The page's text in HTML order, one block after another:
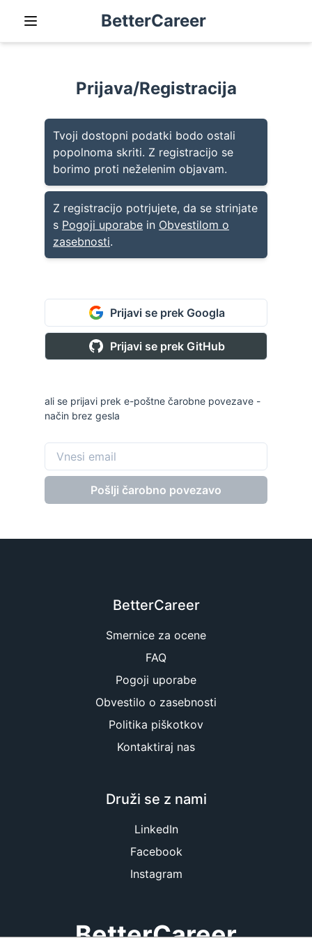
BetterCareer
Prijava/Registracija
Tvoji dostopni podatki bodo ostali
popolnoma skriti. Z registracijo se
borimo proti neželenim objavam.
Z registracijo potrjujete, da se strinjate
s Pogoji uporabe in Obvestilom o
zasebnosti.
Prijavi se prek Googla
Prijavi se prek GitHub
ali se prijavi prek e-poštne čarobne povezave -
način brez gesla
Pošlji čarobno povezavo
BetterCareer
Smernice za ocene
FAQ
Pogoji uporabe
Obvestilo o zasebnosti
Politika piškotkov
Kontaktiraj nas
Druži se z nami
LinkedIn
Facebook
Instagram